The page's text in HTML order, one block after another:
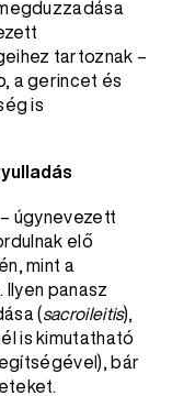
tartoznak –
a gerincet és
is
úgynevezett
elő
mint a
panasz
(sacroileitis),
is kimutatható
bár